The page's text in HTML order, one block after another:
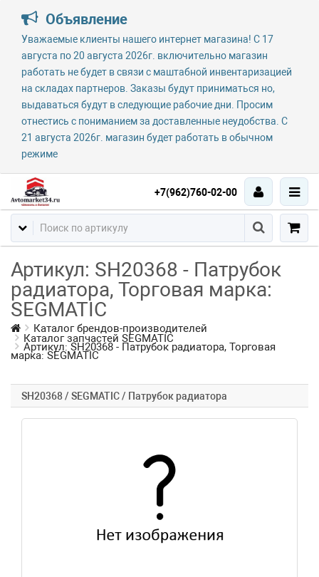
Объявление
Уважаемые клиенты нашего интернет магазина! С 17
августа по 20 августа 2026г. включительно магазин
работать не будет в связи с маштабной инвентаризацией
на складах партнеров. Заказы будут приниматься но,
выдаваться будут в следующие рабочие дни. Просим
отнестись с пониманием за доставленные неудобства. С
21 августа 2026г. магазин будет работать в обычном
режиме
+7(962)760-02-00
Артикул: SH20368 - Патрубок
радиатора, Торговая марка:
SEGMATIC
Каталог брендов-производителей
Каталог запчастей SEGMATIC
Артикул: SH20368 - Патрубок радиатора, Торговая
марка: SEGMATIC
SH20368 / SEGMATIC / Патрубок радиатора